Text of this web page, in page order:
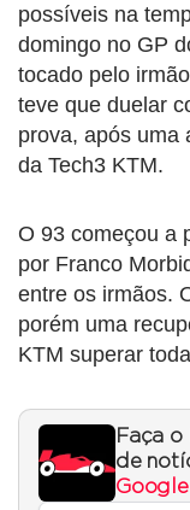
possíveis na
domingo no GP
tocado pelo
teve que duelar
prova, após uma
da Tech3 KTM.
O 93 começou a
por Franco
entre os irmãos.
porém uma
KTM superar
Faça o
de